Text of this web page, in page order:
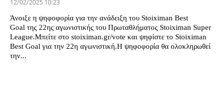
12/02/2025 10:23
Άνοιξε η ψηφοφορία για την ανάδειξη του Stoiximan Best
Goal της 22ης αγωνιστικής του Πρωταθλήματος Stoiximan Super
League.Μπείτε στο stoiximan.gr/vote και ψηφίστε το Stoiximan
Best Goal για την 22η αγωνιστική.Η ψηφοφορία θα ολοκληρωθεί
την...